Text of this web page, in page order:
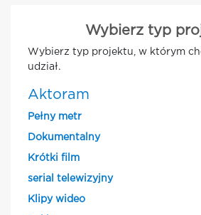
Wybierz typ
Wybierz typ projektu, w którym
udział.
Aktoram
Pełny metr
Dokumentalny
Krótki film
serial telewizyjny
Klipy wideo